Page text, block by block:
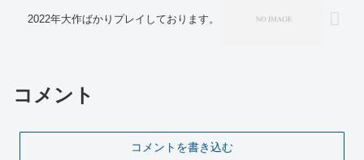
2022年大作ばかりプレイしております。
コメント
コメントを書き込む